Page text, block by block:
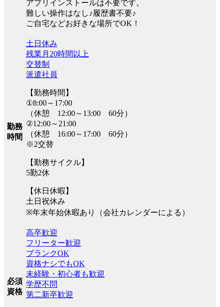
アプリインストールは不要です。
難しい操作はなし♪履歴書不要♪
ご自宅などお好きな場所でOK！
勤務
時間
土日休み
残業月20時間以上
交替制
派遣社員
【勤務時間】
①8:00～17:00
（休憩 12:00～13:00 60分）
②12:00～21:00
（休憩 16:00～17:00 60分）
※2交替
【勤務サイクル】
5勤2休
【休日休暇】
土日祝休み
※年末年始休暇あり（会社カレンダーによる）
必須
資格
高卒歓迎
フリーター歓迎
ブランクOK
資格ナシでもOK
未経験・初心者も歓迎
学歴不問
第二新卒歓迎